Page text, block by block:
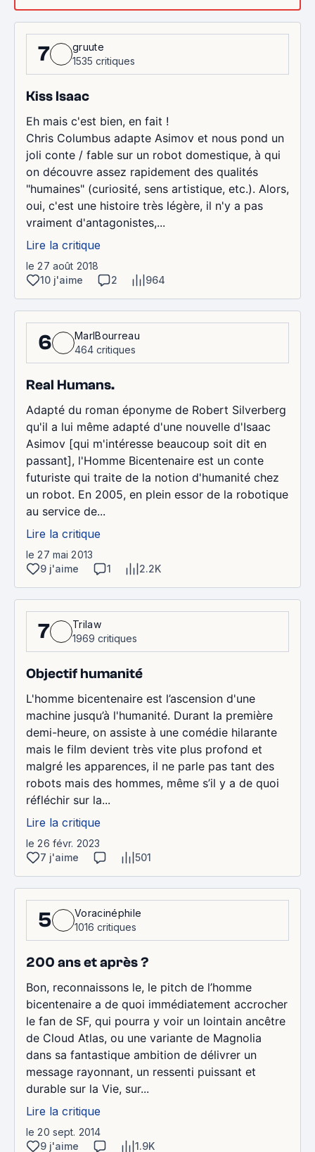
7
gruute
1535 critiques
Kiss Isaac
Eh mais c'est bien, en fait !
Chris Columbus adapte Asimov et nous pond un
joli conte / fable sur un robot domestique, à qui
on découvre assez rapidement des qualités
"humaines" (curiosité, sens artistique, etc.). Alors,
oui, c'est une histoire très légère, il n'y a pas
vraiment d'antagonistes,...
Lire la critique
le 27 août 2018
10 j'aime
2 964
6
MarlBourreau
464 critiques
Real Humans.
Adapté du roman éponyme de Robert Silverberg
qu'il a lui même adapté d'une nouvelle d'Isaac
Asimov [qui m'intéresse beaucoup soit dit en
passant], l'Homme Bicentenaire est un conte
futuriste qui traite de la notion d'humanité chez
un robot. En 2005, en plein essor de la robotique
au service de...
Lire la critique
le 27 mai 2013
9 j'aime
1 2.2K
7
Trilaw
1969 critiques
Objectif humanité
L'homme bicentenaire est l’ascension d'une
machine jusqu’à l'humanité. Durant la première
demi-heure, on assiste à une comédie hilarante
mais le film devient très vite plus profond et
malgré les apparences, il ne parle pas tant des
robots mais des hommes, même s’il y a de quoi
réfléchir sur la...
Lire la critique
le 26 févr. 2023
7 j'aime
501
5
Voracinéphile
1016 critiques
200 ans et après ?
Bon, reconnaissons le, le pitch de l’homme
bicentenaire a de quoi immédiatement accrocher
le fan de SF, qui pourra y voir un lointain ancêtre
de Cloud Atlas, ou une variante de Magnolia
dans sa fantastique ambition de délivrer un
message rayonnant, un ressenti puissant et
durable sur la Vie, sur...
Lire la critique
le 20 sept. 2014
9 j'aime
1.9K